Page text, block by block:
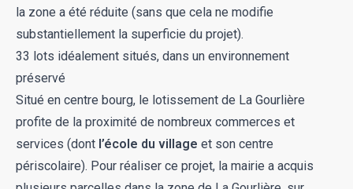
la zone a été réduite (sans que cela ne modifie
substantiellement la superficie du projet).
33 lots idéalement situés, dans un environnement
préservé
Situé en centre bourg, le lotissement de La Gourlière
profite de la proximité de nombreux commerces et
services (dont l’école du village et son centre
périscolaire). Pour réaliser ce projet, la mairie a acquis